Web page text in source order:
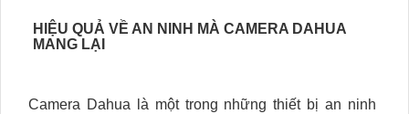
HIỆU QUẢ VỀ AN NINH MÀ CAMERA DAHUA
MANG LẠI
Camera Dahua là một trong những thiết bị an ninh